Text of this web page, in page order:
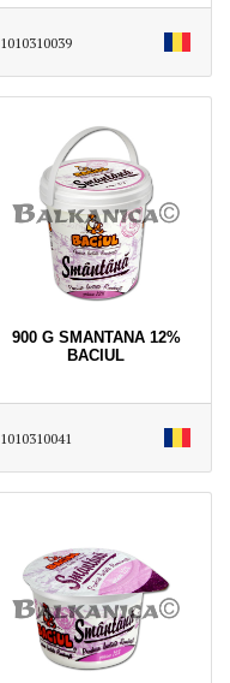
1010310039
900 G SMANTANA 12%
BACIUL
1010310041